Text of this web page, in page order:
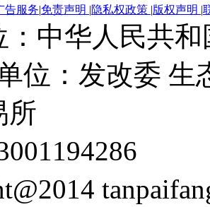
告服务|免责声明 |隐私权政策 |版权声明 |
：中华人民共
位：发改委 生
所